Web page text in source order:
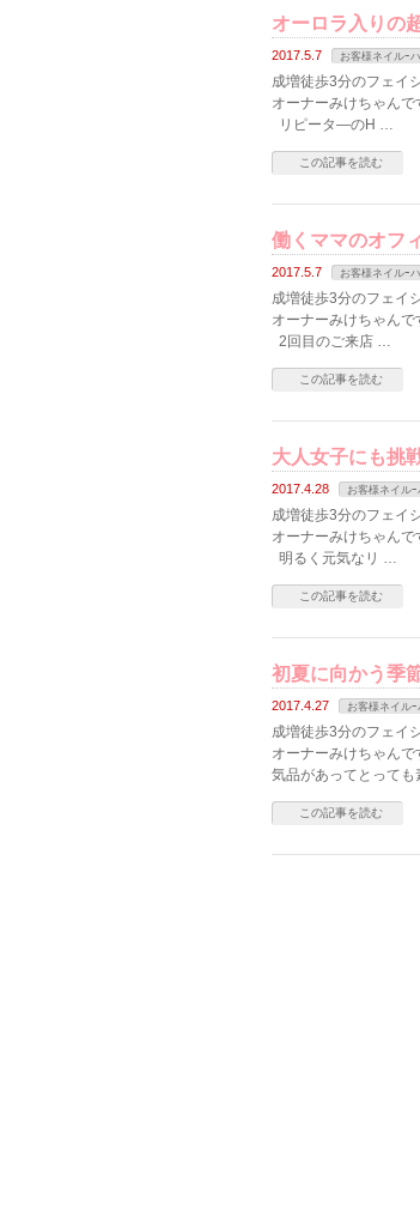
オーロラ入りの
2017.5.7 お客様ネイルｰ
成増徒歩3分のフェイ
オーナーみけちゃんで
リピータ―のH …
この記事を読む
働くママのオフ
2017.5.7 お客様ネイルｰ
成増徒歩3分のフェイ
オーナーみけちゃんで
2回目のご来店 …
この記事を読む
大人女子にも挑
2017.4.28 お客様ネイルｰ
成増徒歩3分のフェイ
オーナーみけちゃんで
明るく元気なリ …
この記事を読む
初夏に向かう季
2017.4.27 お客様ネイルｰ
成増徒歩3分のフェイ
オーナーみけちゃんで
気品があってとって
この記事を読む